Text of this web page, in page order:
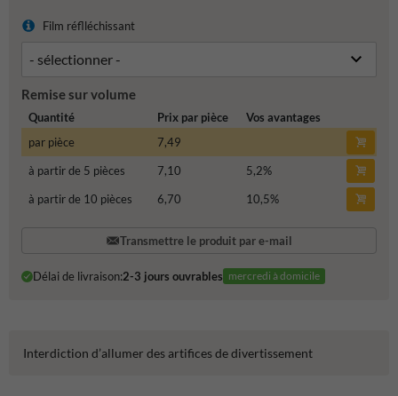
Film réflléchissant
Remise sur volume
Quantité Prix par pièce
Vos avantages
par pièce
7,49
à partir de 5 pièces
7,10 5,2%
à partir de 10 pièces
6,70 10,5%
Transmettre le produit par e-mail
Délai de livraison:2-3 jours ouvrables mercredi à domicile
Interdiction d’allumer des artifices de divertissement